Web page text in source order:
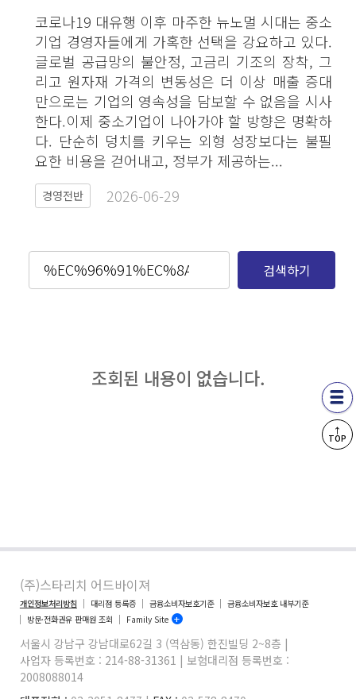
코로나19 대유행 이후 마주한 뉴노멀 시대는 중소
기업 경영자들에게 가혹한 선택을 강요하고 있다.
글로벌 공급망의 불안정, 고금리 기조의 장착, 그
리고 원자재 가격의 변동성은 더 이상 매출 증대
만으로는 기업의 영속성을 담보할 수 없음을 시사
한다.이제 중소기업이 나아가야 할 방향은 명확하
다. 단순히 덩치를 키우는 외형 성장보다는 불필
요한 비용을 걷어내고, 정부가 제공하는...
경영전반 2026-06-29​
검색하기
조회된 내용이 없습니다.​
(주)스타리치 어드바이져
개인정보처리방침 대리점 등록증 금융소비자보호기준
금융소비자보호 내부기준
방문·전화권유 판매원 조회
Family Site
서울시 강남구 강남대로62길 3 (역삼동) 한진빌딩 2~8층 |
사업자 등록번호 : 214-88-31361 | 보험대리점 등록번호 :
2008088014
↑
TOP